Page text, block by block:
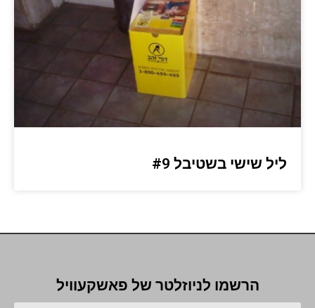
ליל שישי בשטיבל #9
הרשמו לניוזלטר של פאשקעוויל